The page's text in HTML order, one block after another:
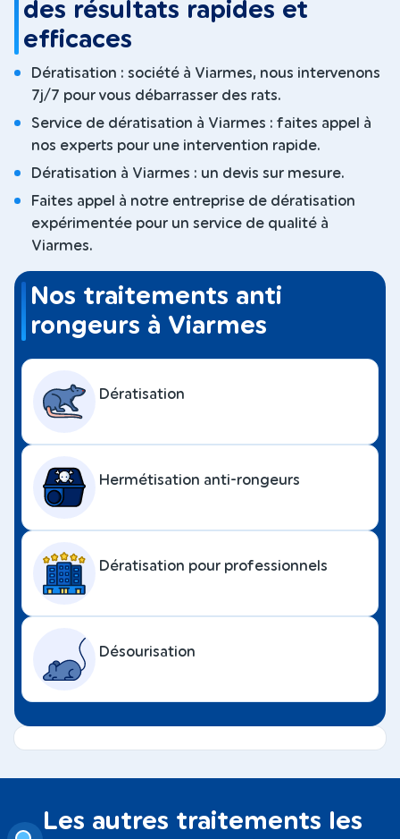
des résultats rapides et
efficaces
Dératisation : société à Viarmes, nous intervenons
7j/7 pour vous débarrasser des rats.
Service de dératisation à Viarmes : faites appel à
nos experts pour une intervention rapide.
Dératisation à Viarmes : un devis sur mesure.
Faites appel à notre entreprise de dératisation
expérimentée pour un service de qualité à
Viarmes.
Nos traitements anti
rongeurs à Viarmes
Dératisation
Hermétisation anti-rongeurs
Dératisation pour professionnels
Désourisation
Les autres traitements les